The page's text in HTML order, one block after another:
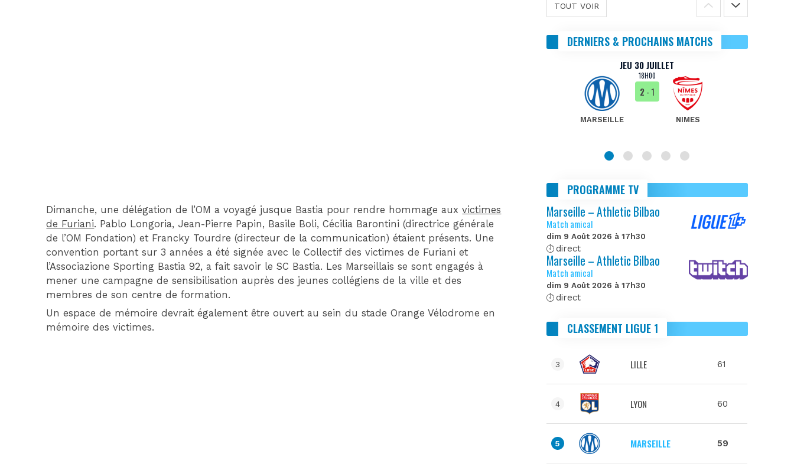
Dimanche, une délégation de l’OM a voyagé jusque Bastia pour rendre hommage auxvictimes
de Furiani. Pablo Longoria, Jean-Pierre Papin, Basile Boli, Cécilia Barontini (directrice générale
de l’OM Fondation) et Francky Tourdre (directeur de la communication) étaient présents. Une
convention portant sur 3 années a été signée avec le Collectif des victimes de Furiani et
l’Associazione Sporting Bastia 92, a fait savoir le SC Bastia. Les Marseillais se sont engagés à
mener une campagne de sensibilisation auprès des jeunes collégiens de la ville et des
membres de son centre de formation.
Un espace de mémoire devrait également être ouvert au sein du stade Orange Vélodrome en
mémoire des victimes.
TOUT VOIR
DERNIERS & PROCHAINS MATCHS
JEU 30 JUILLET
18H00
MARSEILLE
2- 1
NIMES
PROGRAMME TV
Marseille – Athletic Bilbao
Match amical
dim 9 Août 2026 à 17h30
direct
Marseille – Athletic Bilbao
Match amical
dim 9 Août 2026 à 17h30
direct
CLASSEMENT LIGUE 1
3 LILLE 61
4 LYON 60
5 MARSEILLE 59